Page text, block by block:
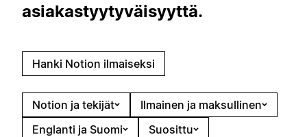
asiakastyytyväisyyttä.
Hanki Notion ilmaiseksi
Notion ja tekijät
Ilmainen ja maksullinen
Englanti ja Suomi
Suosittu